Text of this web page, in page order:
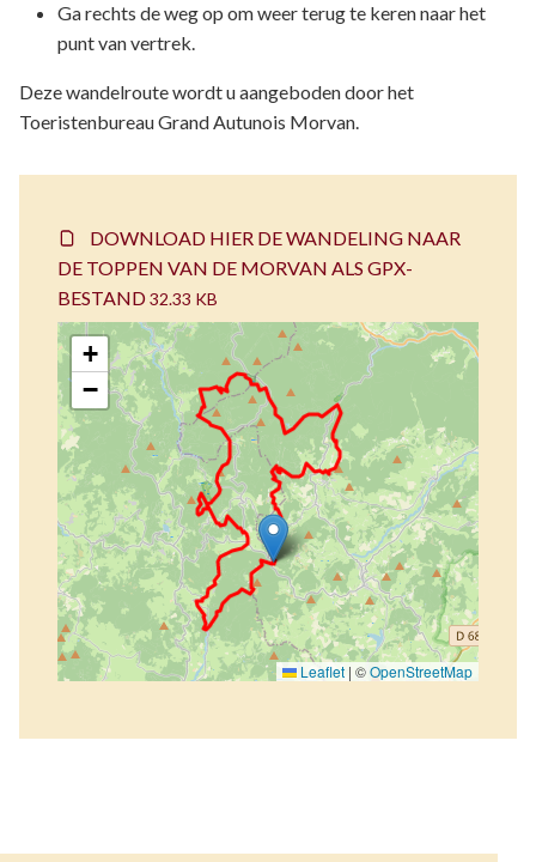
Ga rechts de weg op om weer terug te keren naar het
punt van vertrek.
Deze wandelroute wordt u aangeboden door het
Toeristenbureau Grand Autunois Morvan.
DOWNLOAD HIER DE WANDELING NAAR
DE TOPPEN VAN DE MORVAN ALS GPX-
BESTAND32.33 KB
+
−
Leaflet | ©OpenStreetMap